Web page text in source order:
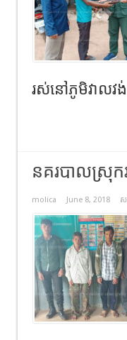
រស់នៅភូមិវាលវ
នគរបាលស្រុក
molica June 8, 2018 ស